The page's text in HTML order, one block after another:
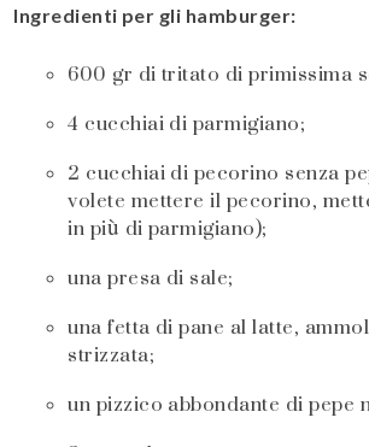
Ingredienti per gli hamburger:
600 gr di tritato di primissima
4 cucchiai di parmigiano;
2 cucchiai di pecorino senza
volete mettere il pecorino,
in più di parmigiano);
una presa di sale;
una fetta di pane al latte,
strizzata;
un pizzico abbondante di pepe